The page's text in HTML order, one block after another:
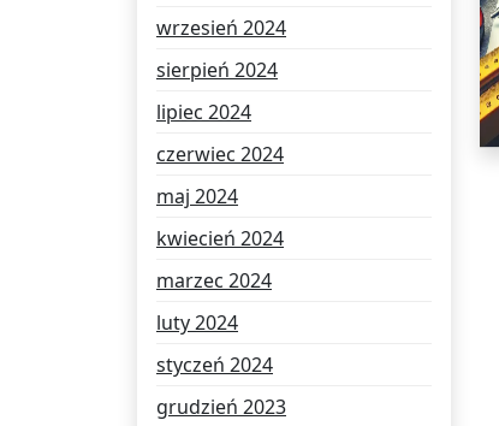
wrzesień 2024
sierpień 2024
lipiec 2024
czerwiec 2024
maj 2024
kwiecień 2024
marzec 2024
luty 2024
styczeń 2024
grudzień 2023